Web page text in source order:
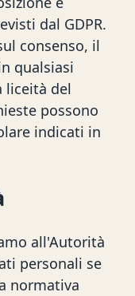
dal GDPR.
consenso, il
qualsiasi
liceità del
possono
indicati in
all'Autorità
personali se
normativa